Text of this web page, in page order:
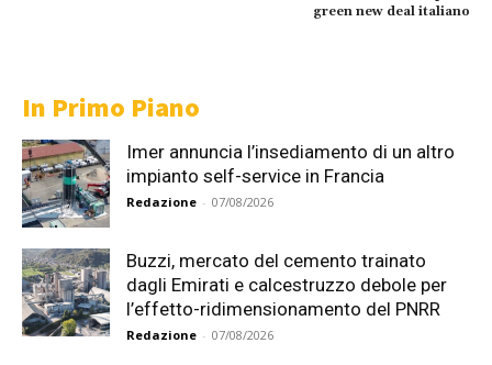
green new deal italiano
In Primo Piano
Imer annuncia l’insediamento di un altro
impianto self-service in Francia
Redazione - 07/08/2026
Buzzi, mercato del cemento trainato
dagli Emirati e calcestruzzo debole per
l’effetto-ridimensionamento del PNRR
Redazione - 07/08/2026